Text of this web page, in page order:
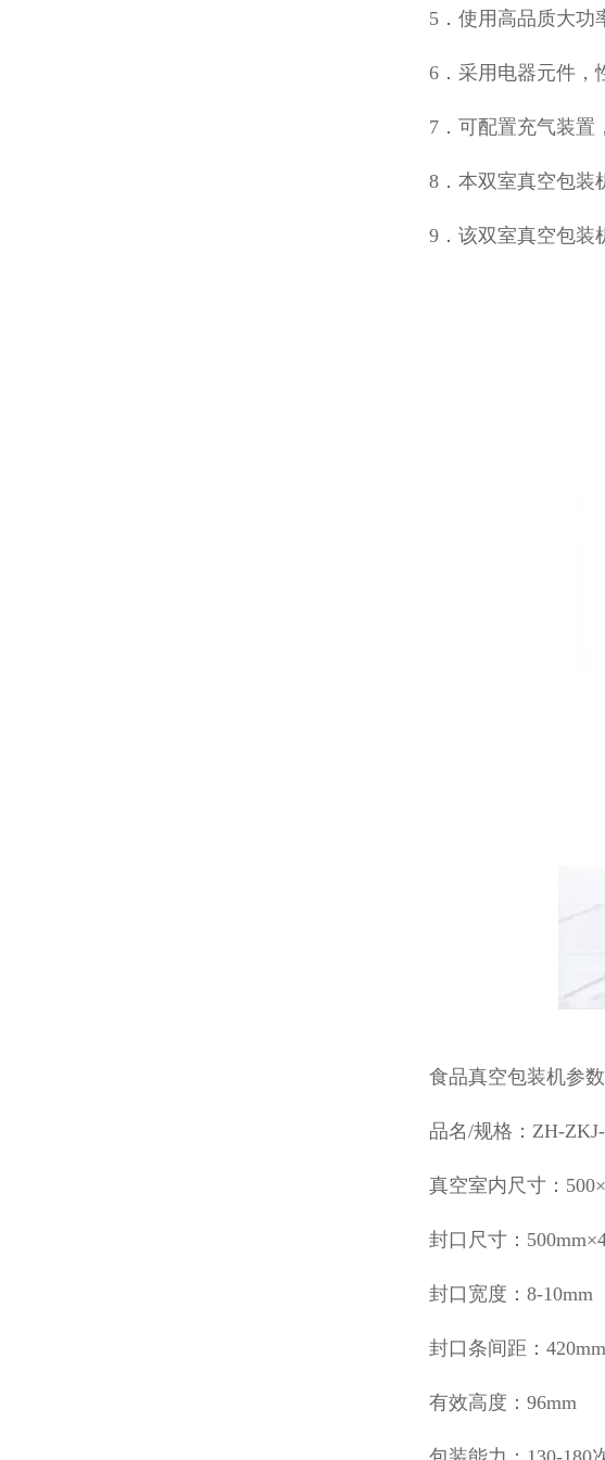
5．使用高品质大功
6．采用 电器元件，
7．可配置充气装置
8．本双室真空包装
9．该双室真空包装
食品真空包装机参数
品名/规格：ZH-
真空室内尺寸：
封口尺寸：
封口宽度：8-10mm
封口条间距：420mm
有效高度：96mm